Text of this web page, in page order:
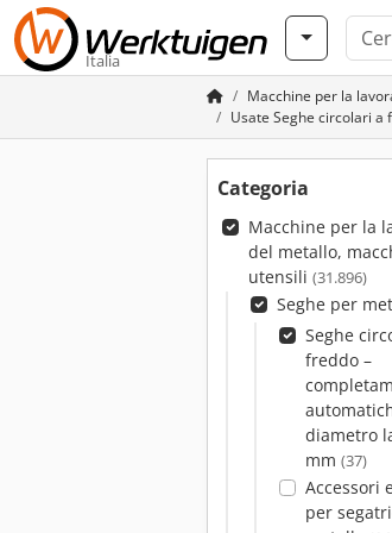
Italia
Macchine per la
Usate Seghe circolari
Categoria
Macchine per la
del metallo,
utensili (31.896)
Seghe per
Seghe
freddo –
diametro
mm (37)
Accessori
per